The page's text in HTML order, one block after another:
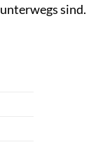
unterwegs sind.